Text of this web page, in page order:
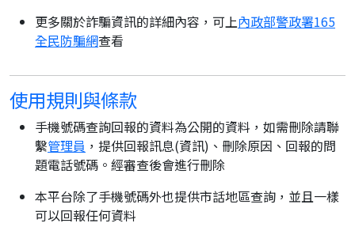
更多關於詐騙資訊的詳細內容，可上內政部警政署165
全民防騙網查看
使用規則與條款
手機號碼查詢回報的資料為公開的資料，如需刪除請聯
繫管理員 ，提供回報訊息(資訊)、刪除原因、回報的問
題電話號碼。經審查後會進行刪除
本平台除了手機號碼外也提供市話地區查詢，並且一樣
可以回報任何資料